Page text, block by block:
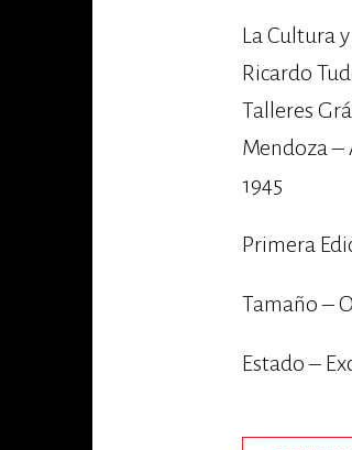
La Cultura
Ricardo
Talleres
Mendoza –
1945
Primera
Tamaño –
Estado –